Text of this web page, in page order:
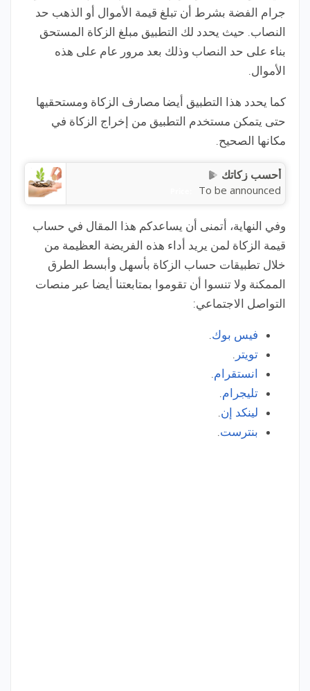
جرام الفضة بشرط أن تبلغ قيمة الأموال أو الذهب حد
النصاب. حيث يحدد لك التطبيق مبلغ الزكاة المستحق
بناء على حد النصاب وذلك بعد مرور عام على هذه
الأموال.
كما يحدد هذا التطبيق أيضا مصارف الزكاة ومستحقيها
حتى يتمكن مستخدم التطبيق من إخراج الزكاة في
مكانها الصحيح.
أحسب زكاتك
To be announced
وفي النهاية، أتمنى أن يساعدكم هذا المقال في حساب
قيمة الزكاة لمن يريد أداء هذه الفريضة العظيمة من
خلال تطبيقات حساب الزكاة بأسهل وأبسط الطرق
الممكنة ولا تنسوا أن تقوموا بمتابعتنا أيضا عبر منصات
التواصل الاجتماعي:
فيس بوك.
تويتر .
انستقرام.
تليجرام.
لينكد إن.
بنترست.